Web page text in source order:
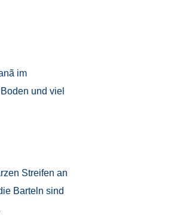
im
und viel
Streifen an
Barteln sind